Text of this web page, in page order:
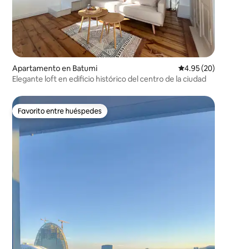
Apartamento en Batumi Calificación
4.95 (20)
Elegante loft en edificio histórico del centro de la ciudad
Favorito entre huéspedes
Favorito entre huéspedes